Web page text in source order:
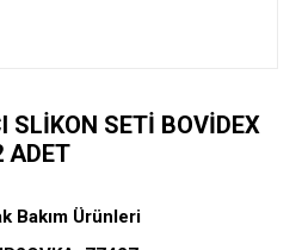
SLIKON SETI BOVIDEX
ADET
Bakım Ürünleri